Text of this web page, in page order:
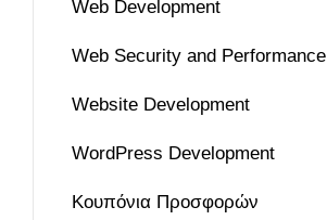
Web Development
Web Security and Performance
Website Development
WordPress Development
Κουπόνια Προσφορών